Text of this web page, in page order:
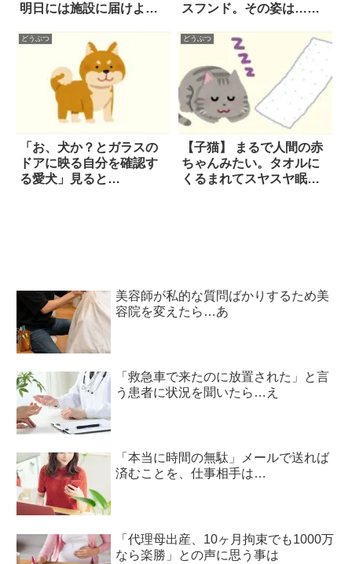
明日には施設に届けよう
ら、飼い犬が思わぬ反応
スフンド。その姿は…ま
ボクサー！？
どうぶつ
「お、犬か？とガラスの
ドアに映る自分を確認す
る愛犬」見ると…
どうぶつ
【子猫】 まるで人間の赤
ちゃんみたい。タオルに
くるまれてスヤスヤ眠る
美容師が私的な質問ばかりするため美
容院を変えたら…あ
「救急車で来たのに放置された」と言
う患者に状況を聞いたら…え
「本当に時間の無駄」メールで送れば
済むことを、仕事相手は…
「代理母出産、10ヶ月拘束でも1000万
なら楽勝」との声に思う事は